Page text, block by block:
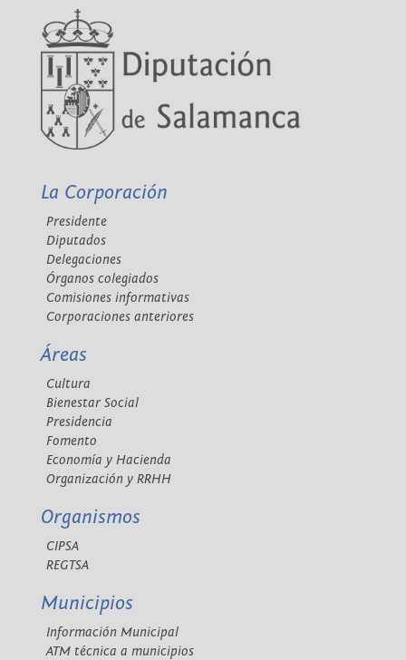
La Corporación
Presidente
Diputados
Delegaciones
Órganos colegiados
Comisiones informativas
Corporaciones anteriores
Áreas
Cultura
Bienestar Social
Presidencia
Fomento
Economía y Hacienda
Organización y RRHH
Organismos
CIPSA
REGTSA
Municipios
Información Municipal
ATM técnica a municipios